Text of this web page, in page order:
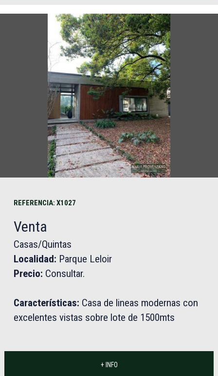
REFERENCIA: X1027
Venta
Casas/Quintas
Localidad: Parque Leloir
Precio: Consultar.
Características: Casa de lineas modernas con
excelentes vistas sobre lote de 1500mts
+ INFO